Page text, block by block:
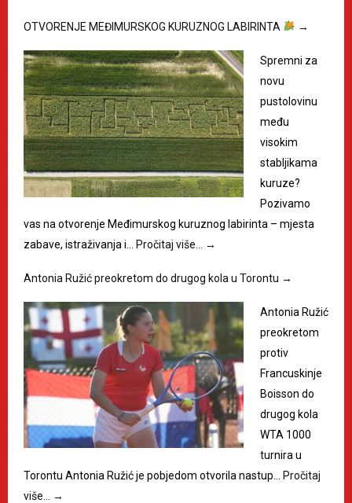
OTVORENJE MEĐIMURSKOG KURUZNOG LABIRINTA →
Spremni za
novu
pustolovinu
među
visokim
stabljikama
kuruze?
Pozivamo
vas na otvorenje Međimurskog kuruznog labirinta – mjesta
zabave, istraživanja i…
Pročitaj više… →
Antonia Ružić preokretom do drugog kola u Torontu →
Antonia Ružić
preokretom
protiv
Francuskinje
Boisson do
drugog kola
WTA 1000
turnira u
Torontu Antonia Ružić je pobjedom otvorila nastup…
Pročitaj
više…
→